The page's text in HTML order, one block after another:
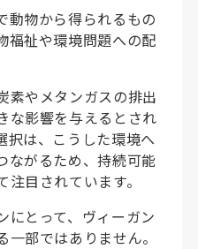
動物から得られるもの
福祉や環境問題への配
素やメタンガスの排出
な影響を与えるとされ
択は、こうした環境へ
ながるため、持続可能
目されています。
にとって、ヴィーガン
部ではありません。